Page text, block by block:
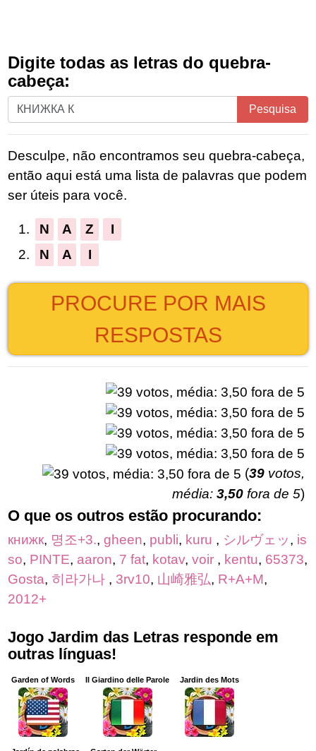
Digite todas as letras do quebra-
cabeça:
Digite
todas
letras
do
quebra-
cabeça:
Pesquisa
Desculpe, não encontramos seu quebra-cabeça,
então aqui está uma lista de palavras que podem
ser úteis para você.
1. N A Z
I
2.
N A I
PROCURE POR MAIS
RESPOSTAS
(39 votos,
média: 3,50 fora de 5)
O que os outros estão procurando:
книжк, 명조+3., gheen, publi, kuru , シルヴェッ, is
so, PINTE, aaron, 7 fat, kotav, voir , kentu, 65373,
Gosta, 히라가나 , 3rv10, 山崎雅弘, R+A+M,
2012+
Jogo Jardim das Letras responde em
outras línguas!
Garden of Words Il Giardino delle Parole Jardin des Mots